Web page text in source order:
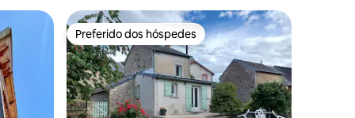
hóspedes Preferido dos hóspedes
Preferido dos hóspedes